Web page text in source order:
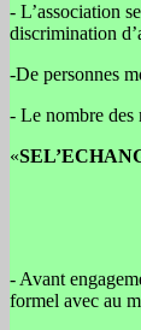
- L’association
discrimination
-De personnes
- Le nombre
«
- Avant
formel avec au